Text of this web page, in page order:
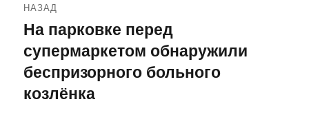
по
записям
НАЗАД
Предыдущая
запись:
На парковке перед
супермаркетом обнаружили
беспризорного больного
козлёнка